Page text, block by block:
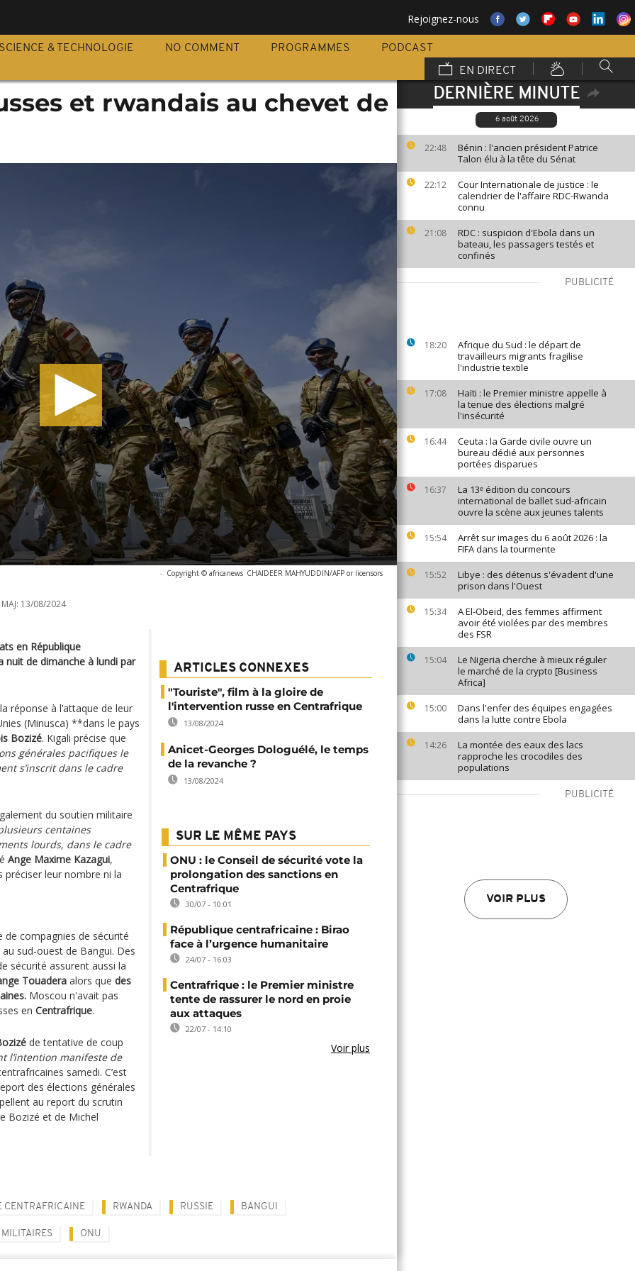
Rejoignez-nous
SCIENCE & TECHNOLOGIE NO COMMENT PROGRAMMES
PODCAST
EN DIRECT
DERNIÈRE MINUTE
6 août 2026
22:48
Bénin : l'ancien président Patrice
Talon élu à la tête du Sénat
22:12
Cour Internationale de justice : le
calendrier de l'affaire RDC-Rwanda
connu
21:08
RDC : suspicion d'Ebola dans un
bateau, les passagers testés et
confinés
PUBLICITÉ
18:20
Afrique du Sud : le départ de
travailleurs migrants fragilise
l'industrie textile
17:08
Haïti : le Premier ministre appelle à
la tenue des élections malgré
l'insécurité
16:44
Ceuta : la Garde civile ouvre un
bureau dédié aux personnes
portées disparues
16:37
La 13ᵉ édition du concours
international de ballet sud-africain
ouvre la scène aux jeunes talents
15:54
Arrêt sur images du 6 août 2026 : la
FIFA dans la tourmente
15:52
Libye : des détenus s'évadent d'une
prison dans l'Ouest
15:34
A El-Obeid, des femmes affirment
avoir été violées par des membres
des FSR
15:04
Le Nigeria cherche à mieux réguler
le marché de la crypto [Business
Africa]
15:00
Dans l'enfer des équipes engagées
dans la lutte contre Ebola
14:26
La montée des eaux des lacs
rapproche les crocodiles des
populations
PUBLICITÉ
VOIR PLUS
et rwandais au chevet de
- Copyright © africanews CHAIDEER MAHYUDDIN/AFP or licensors
13/08/2024
en République
nuit de dimanche à lundi par
réponse à l’attaque de leur
(Minusca) **dans le pays
Bozizé. Kigali précise que
générales pacifiques le
s’inscrit dans le cadre
du soutien militaire
centaines
lourds, dans le cadre
Ange Maxime Kazagui,
leur nombre ni la
compagnies de sécurité
sud-ouest de Bangui. Des
sécurité assurent aussi la
Touadera alors que des
Moscou n'avait pas
en Centrafrique.
de tentative de coup
l’intention manifeste de
samedi. C’est
des élections générales
au report du scrutin
Bozizé et de Michel
ARTICLES CONNEXES
"Touriste", film à la gloire de
l'intervention russe en Centrafrique
13/08/2024
Anicet-Georges Dologuélé, le temps
de la revanche ?
13/08/2024
SUR LE MÊME PAYS
ONU : le Conseil de sécurité vote la
prolongation des sanctions en
Centrafrique
30/07 - 10:01
République centrafricaine : Birao
face à l’urgence humanitaire
24/07 - 16:03
Centrafrique : le Premier ministre
tente de rassurer le nord en proie
aux attaques
22/07 - 14:10
Voir plus
CENTRAFRICAINE RWANDA RUSSIE BANGUI
ONU